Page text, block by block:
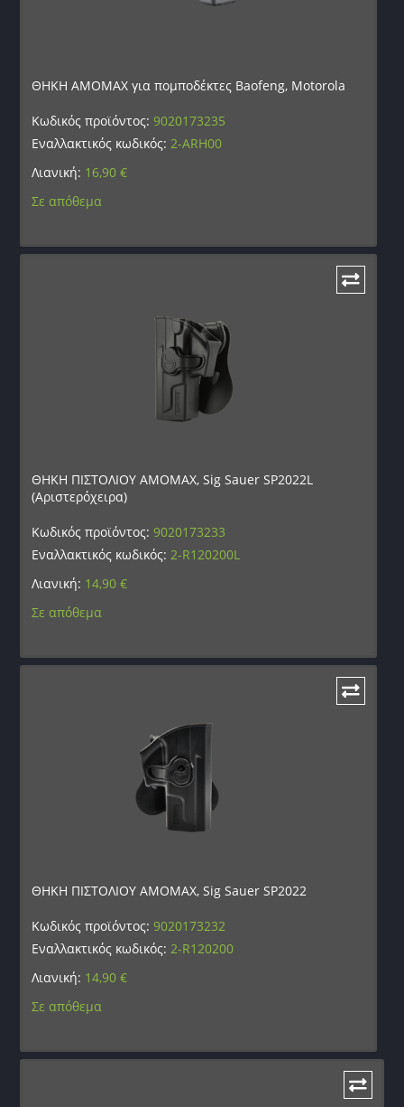
ΘΗΚΗ AMOMAX για πομποδέκτες Baofeng, Motorola
Κωδικός προϊόντος:9020173235
Εναλλακτικός κωδικός: 2-ARH00
Λιανική: 16,90€
Σε απόθεμα
ΘΗΚΗ ΠΙΣΤΟΛΙΟΥ AMOMAX, Sig Sauer SP2022L
(Αριστερόχειρα)
Κωδικός προϊόντος:9020173233
Εναλλακτικός κωδικός:2-R120200L
Λιανική: 14,90€
Σε απόθεμα
ΘΗΚΗ ΠΙΣΤΟΛΙΟΥ AMOMAX, Sig Sauer SP2022
Κωδικός προϊόντος:9020173232
Εναλλακτικός κωδικός:2-R120200
Λιανική: 14,90€
Σε απόθεμα